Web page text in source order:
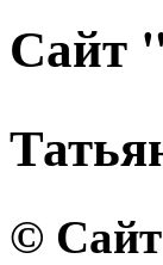
Сайт
©